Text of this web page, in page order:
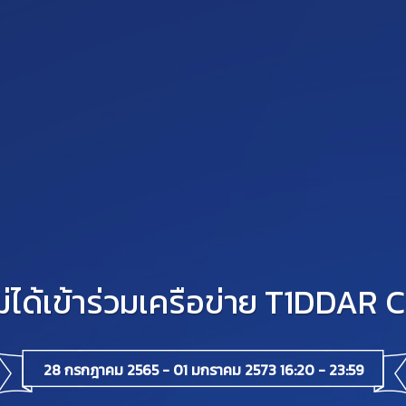
ได้เข้าร่วมเครือข่าย T1DDAR
28 กรกฎาคม 2565 - 01 มกราคม 2573 16:20 - 23:59